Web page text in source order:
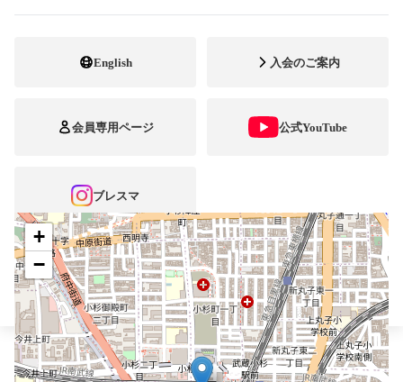
English 入会のご案内
会員専用ページ 公式YouTube
ブレスマ
http://www.e-shikai.jp
矯正診断料算定施設
+
−